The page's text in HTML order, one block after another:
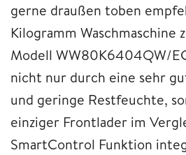
gerne draußen toben
Kilogramm Waschmaschine
Modell WW80K6404QW/
nicht nur durch eine sehr
und geringe Restfeuchte,
einziger Frontlader im
SmartControl Funktion